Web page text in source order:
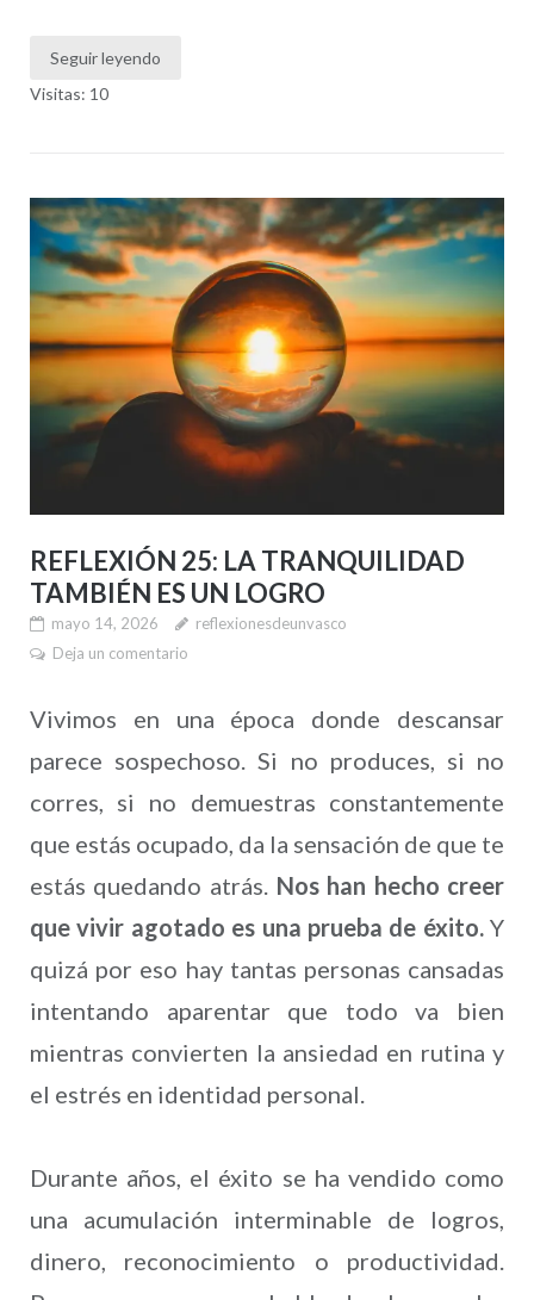
Seguir leyendo
Visitas: 10
REFLEXIÓN 25: LA TRANQUILIDAD
TAMBIÉN ES UN LOGRO
mayo 14, 2026
reflexionesdeunvasco
Deja un comentario
Vivimos en una época donde descansar
parece sospechoso. Si no produces, si no
corres, si no demuestras constantemente
que estás ocupado, da la sensación de que te
estás quedando atrás. Nos han hecho creer
que vivir agotado es una prueba de éxito.Y
quizá por eso hay tantas personas cansadas
intentando aparentar que todo va bien
mientras convierten la ansiedad en rutina y
el estrés en identidad personal.
Durante años, el éxito se ha vendido como
una acumulación interminable de logros,
dinero, reconocimiento o productividad.